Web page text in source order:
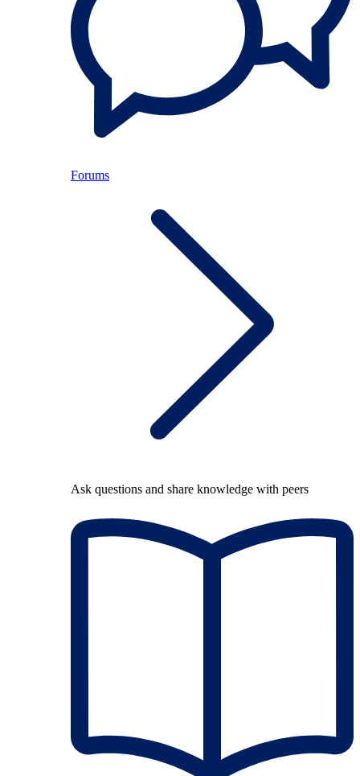
Forums
Ask questions and share knowledge with peers